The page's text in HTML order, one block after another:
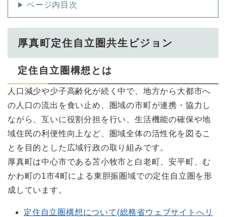
ページ内目次
厚真町定住自立圏共生ビジョン
定住自立圏構想とは
人口減少や少子高齢化が続く中で、地方から大都市へ
の人口の流出を食い止め、圏域の市町が連携・協力し
ながら、互いに役割分担を行い、生活機能の確保や地
域住民の利便性向上など、圏域全体の活性化を図るこ
とを目的とした広域行政の取り組みです。
厚真町は中心市である苫小牧市と白老町、安平町、む
かわ町の1市4町による東胆振圏域での定住自立圏を形
成しています。
定住自立圏構想について(総務省ウェブサイトへリ